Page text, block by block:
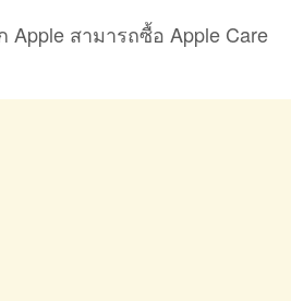
Apple สามารถซื้อ Apple Care